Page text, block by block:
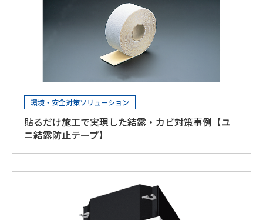
環境・安全対策ソリューション
貼るだけ施工で実現した結露・カビ対策事例【ユ
ニ結露防止テープ】